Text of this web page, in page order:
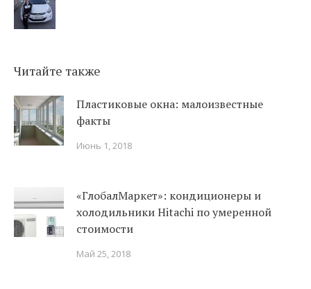
Читайте также
Пластиковые окна: малоизвестные
факты
Июнь 1, 2018
«ГлобалМаркет»: кондиционеры и
холодильники Hitachi по умеренной
стоимости
Май 25, 2018